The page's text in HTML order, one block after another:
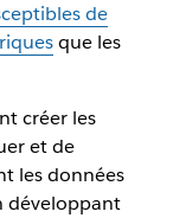
de
que les
créer les
et de
les données
développant